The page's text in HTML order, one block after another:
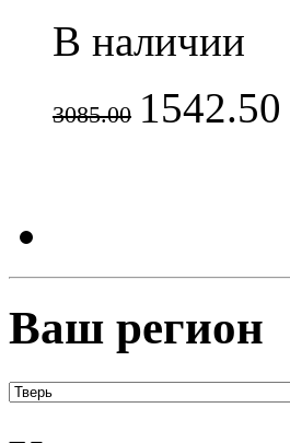
В наличии
3085.00 1542.50
Ваш регион